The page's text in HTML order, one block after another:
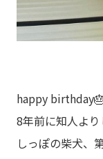
happy
8年前に知人よ
しっぽの柴犬、